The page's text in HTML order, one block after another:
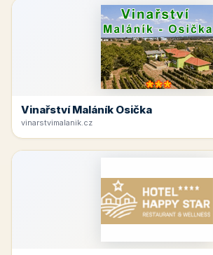
Vinařství Maláník Osička
vinarstvimalanik.cz